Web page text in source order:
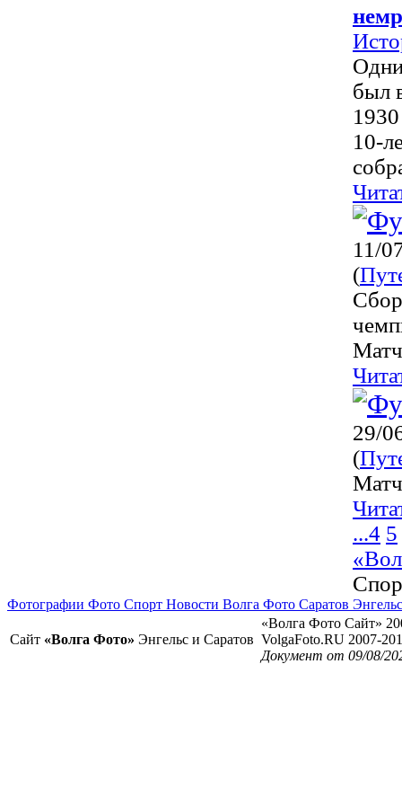
был
10-
11/
(
29/
(
...4 5
Фотографии Фото Спорт Новости Волга Фото Саратов Энгельс
Сайт «Волга Фото» Энгельс и Саратов
«Волга Фото Сайт»
VolgaFoto.RU 2007-
Документ от 09/08/